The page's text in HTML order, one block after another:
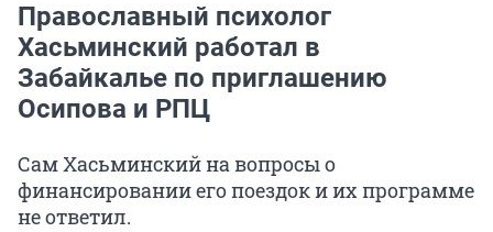
Православный психолог
Хасьминский работал в
Забайкалье по приглашению
Осипова и РПЦ
Сам Хасьминский на вопросы о
финансировании его поездок и их программе
не ответил.